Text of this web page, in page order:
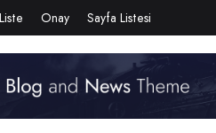
Liste Onay Sayfa Listesi